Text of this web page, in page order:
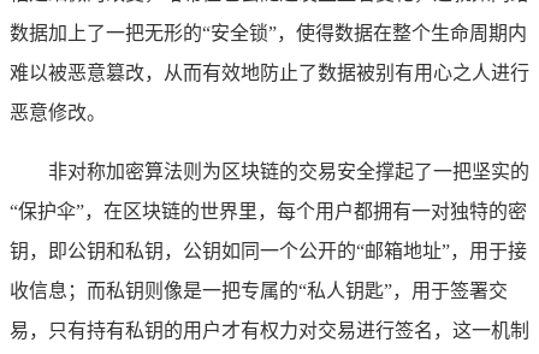
数据加上了一把无形的“安全锁”，使得数据在整个生命周期内
难以被恶意篡改，从而有效地防止了数据被别有用心之人进行
恶意修改。
非对称加密算法则为区块链的交易安全撑起了一把坚实的
“保护伞”，在区块链的世界里，每个用户都拥有一对独特的密
钥，即公钥和私钥，公钥如同一个公开的“邮箱地址”，用于接
收信息；而私钥则像是一把专属的“私人钥匙”，用于签署交
易，只有持有私钥的用户才有权力对交易进行签名，这一机制